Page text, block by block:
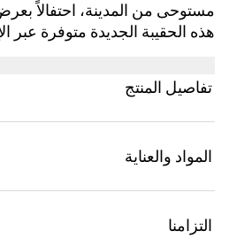
هذه الحقيبة الجديدة متوفرة عبر
تفاصيل المنتج
المواد والعناية
التزامنا